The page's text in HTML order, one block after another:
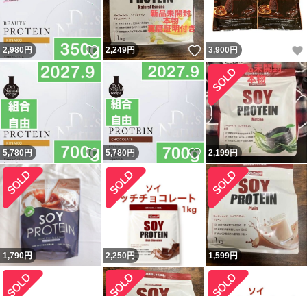
2,980 円 いいね！
2,249円 いいね！
3,900 円
5,780 円 いいね！
5,780円 いいね！
2,199円
1,790円 2,250 円 1,599円